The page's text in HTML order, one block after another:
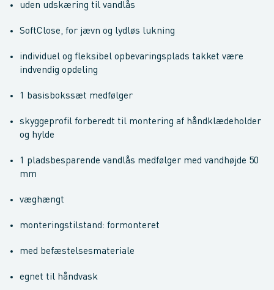
uden udskæring til vandlås
SoftClose, for jævn og lydløs lukning
individuel og fleksibel opbevaringsplads takket være
indvendig opdeling
1 basisbokssæt medfølger
skyggeprofil forberedt til montering af håndklædeholder
og hylde
1 pladsbesparende vandlås medfølger med vandhøjde 50
mm
væghængt
monteringstilstand: formonteret
med befæstelsesmateriale
egnet til håndvask